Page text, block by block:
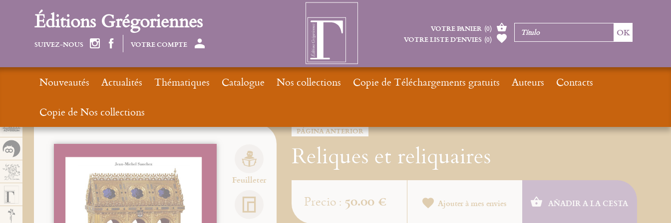
PÁGINA ANTERIOR
Reliques et reliquaires
Feuilleter
Precio : 50.00 € Ajouter à mes envies AÑADIR A LA CESTA
Éditions Grégoriennes
SUIVEZ-NOUS VOTRE COMPTE
VOTRE PANIER (0)
VOTRE LISTE D’ENVIES (0)
Nouveautés Actualités Thématiques Catalogue Nos collections Copie de Téléchargements gratuits Auteurs
Contacts
Copie de Nos collections
Panel de gestión de cookies